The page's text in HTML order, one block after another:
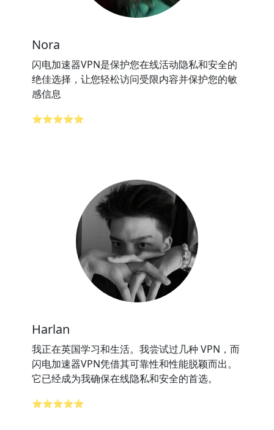
Nora
闪电加速器VPN是保护您在线活动隐私和安全的
绝佳选择，让您轻松访问受限内容并保护您的敏
感信息
⭐⭐⭐⭐⭐
Harlan
我正在英国学习和生活。我尝试过几种 VPN，而
闪电加速器VPN凭借其可靠性和性能脱颖而出。
它已经成为我确保在线隐私和安全的首选。
⭐⭐⭐⭐⭐